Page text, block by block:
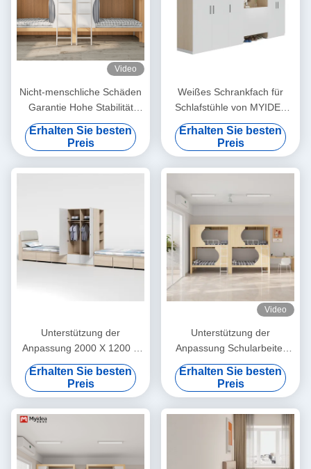
Video
Nicht-menschliche Schäden
Garantie Hohe Stabilität
Kapsel Hotel Bett
Unterstützung Anpassung
Erhalten Sie besten
Preis
Weißes Schrankfach für
Schlafstühle von MYIDEA
Büromöbel in Foshan
Moderner Stil Anpassung
Erhalten Sie besten
Preis
Unterstützung der
Anpassung 2000 X 1200 X
960mm Wohnung Möbel
Studenten Schlafzimmer
Schlafzimmer mit
Schreibtisch
Erhalten Sie besten
Preis
Video
Unterstützung der
Anpassung Schularbeiter
Krankenhaus Zuhause
Schlafsaal Metall stabil
Student Holz Lagerhaus
Dachbett
Erhalten Sie besten
Preis